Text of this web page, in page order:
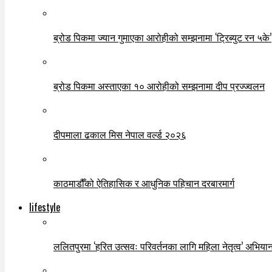
ब्रोड पिकमा ज्यान गुमाएका आरोहीको सम्झनामा ‘ट्रिब्युट रन ५के’
ब्रोड पिकमा अस्ताएका १० आरोहीको सम्झनामा दीप प्रज्ज्वलन
दीपमाला ढकाल मिस नेपाल वर्ल्ड २०२६
काठमाडौँको ऐतिहासिक र आधुनिक पहिचान दरबारमार्ग
lifestyle
ललितपुरमा ‘हरित उत्सवः परिवर्तनका लागि महिला नेतृत्व’